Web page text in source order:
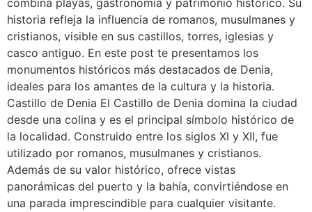
combina playas, gastronomía y patrimonio histórico. Su
historia refleja la influencia de romanos, musulmanes y
cristianos, visible en sus castillos, torres, iglesias y
casco antiguo. En este post te presentamos los
monumentos históricos más destacados de Denia,
ideales para los amantes de la cultura y la historia.
Castillo de Denia El Castillo de Denia domina la ciudad
desde una colina y es el principal símbolo histórico de
la localidad. Construido entre los siglos XI y XII, fue
utilizado por romanos, musulmanes y cristianos.
Además de su valor histórico, ofrece vistas
panorámicas del puerto y la bahía, convirtiéndose en
una parada imprescindible para cualquier visitante.